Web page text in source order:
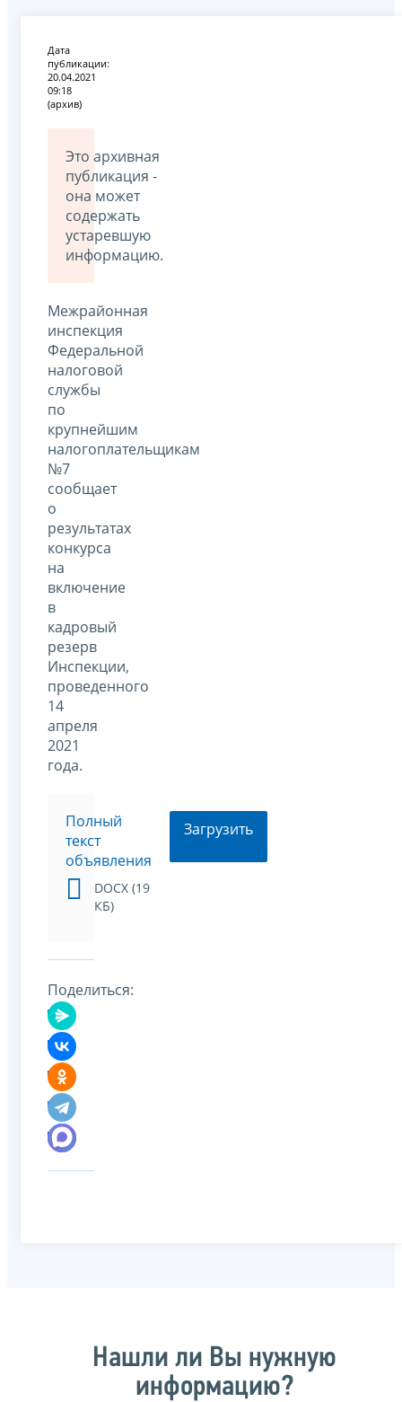
Дата
публикации:
20.04.2021
09:18
(архив)
Это архивная
публикация -
она может
содержать
устаревшую
информацию.
Межрайонная
инспекция
Федеральной
налоговой
службы
по
крупнейшим
налогоплательщикам
№7
сообщает
о
результатах
конкурса
на
включение
в
кадровый
резерв
Инспекции,
проведенного
14
апреля
2021
года.
Полный
текст
объявления
DOCX (19
КБ)
Загрузить
Поделиться:
Нашли ли Вы нужную
информацию?